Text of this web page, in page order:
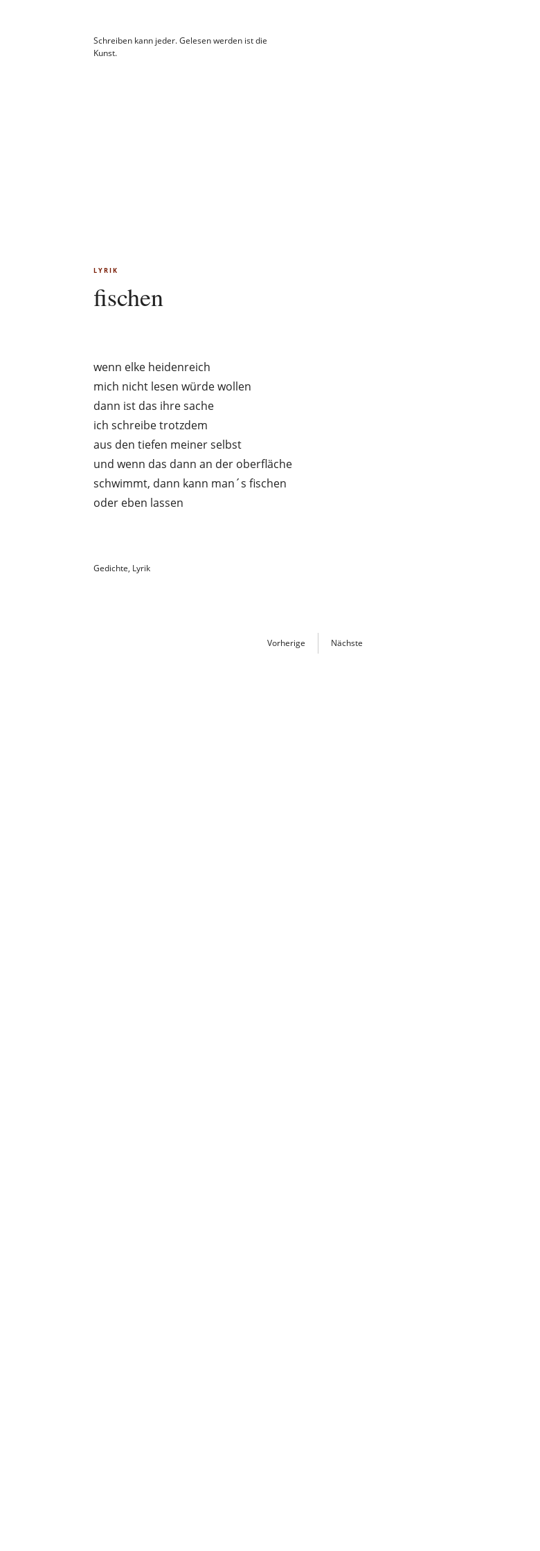
Schreiben kann jeder. Gelesen werden ist die
Kunst.
LYRIK
fischen
wenn elke heidenreich
mich nicht lesen würde wollen
dann ist das ihre sache
ich schreibe trotzdem
aus den tiefen meiner selbst
und wenn das dann an der oberfläche
schwimmt, dann kann man´s fischen
oder eben lassen
Gedichte, Lyrik
Vorherige Nächste